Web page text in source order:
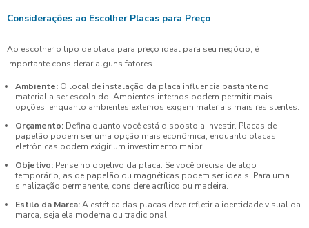
Considerações ao Escolher Placas para Preço
Ao escolher o tipo de placa para preço ideal para seu negócio, é
importante considerar alguns fatores.
Ambiente: O local de instalação da placa influencia bastante no
material a ser escolhido. Ambientes internos podem permitir mais
opções, enquanto ambientes externos exigem materiais mais resistentes.
Orçamento: Defina quanto você está disposto a investir. Placas de
papelão podem ser uma opção mais econômica, enquanto placas
eletrônicas podem exigir um investimento maior.
Objetivo: Pense no objetivo da placa. Se você precisa de algo
temporário, as de papelão ou magnéticas podem ser ideais. Para uma
sinalização permanente, considere acrílico ou madeira.
Estilo da Marca:A estética das placas deve refletir a identidade visual da
marca, seja ela moderna ou tradicional.